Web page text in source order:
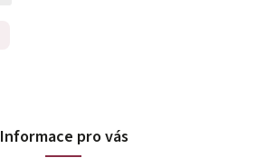
Informace pro vás